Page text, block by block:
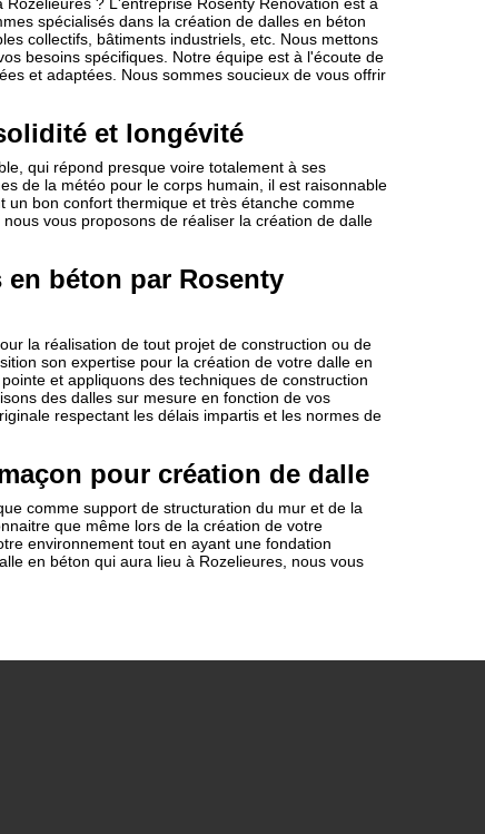
spécialisés dans la création de dalles en béton
collectifs, bâtiments industriels, etc. Nous mettons
besoins spécifiques. Notre équipe est à l'écoute de
et adaptées. Nous sommes soucieux de vous offrir
et longévité
qui répond presque voire totalement à ses
de la météo pour le corps humain, il est raisonnable
un bon confort thermique et très étanche comme
vous proposons de réaliser la création de dalle
béton par Rosenty
la réalisation de tout projet de construction ou de
son expertise pour la création de votre dalle en
et appliquons des techniques de construction
des dalles sur mesure en fonction de vos
respectant les délais impartis et les normes de
pour création de dalle
comme support de structuration du mur et de la
que même lors de la création de votre
environnement tout en ayant une fondation
en béton qui aura lieu à Rozelieures, nous vous